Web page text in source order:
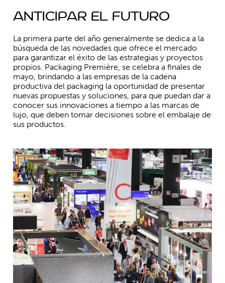
Anticipar el futuro
La primera parte del año generalmente se dedica a la
búsqueda de las novedades que ofrece el mercado
para garantizar el éxito de las estrategias y proyectos
propios. Packaging Première, se celebra a finales de
mayo, brindando a las empresas de la cadena
productiva del packaging la oportunidad de presentar
nuevas propuestas y soluciones, para que puedan dar a
conocer sus innovaciones a tiempo a las marcas de
lujo, que deben tomar decisiones sobre el embalaje de
sus productos.